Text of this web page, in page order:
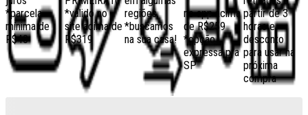
*parcela
mínima de
R$40
*válido no
site acima de
R$319
regiões,
*buscamos
na sua casa!
no app acima
de R$259
*opção
expressa pra
SP
partir de 3
horas e
desconto
para usar na
próxima
compra